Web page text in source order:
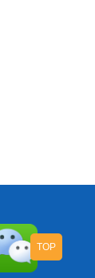
TOP